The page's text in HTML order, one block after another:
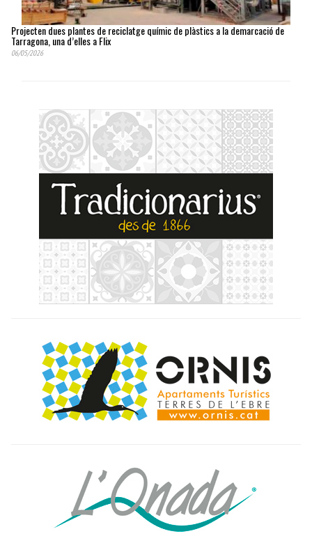
Projecten dues plantes de reciclatge químic de plàstics a la demarcació de
Tarragona, una d’elles a Flix
06/05/2026